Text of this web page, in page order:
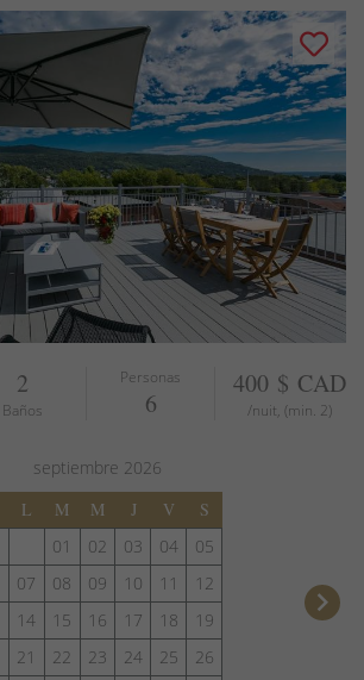
2
Baños
Personas
6
400 $ CAD
/nuit, (min. 2)
septiembre 2026
L M M J V
S
01
02 03 04
05
07 08 09 10 11
12
14 15 16 17 18
19
21 22 23 24 25
26
keyboard_arrow_right